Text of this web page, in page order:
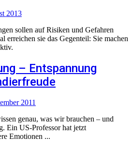
2013
sollen auf Risiken und Gefahren
erreichen sie das Gegenteil: Sie machen
– Entspannung
2011
genau, was wir brauchen – und
Ein US-Professor hat jetzt
Emotionen ...